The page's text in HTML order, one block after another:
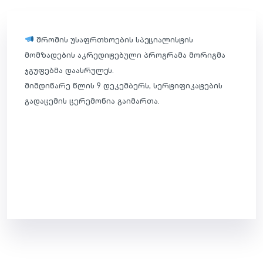
შრომის უსაფრთხოების სპეციალისტის
მომზადების აკრედიტებული პროგრამა მორიგმა
ჯგუფებმა დაასრულეს.
მიმდინარე წლის 9 დეკემბერს, სერტიფიკატების
გადაცემის ცერემონია გაიმართა.